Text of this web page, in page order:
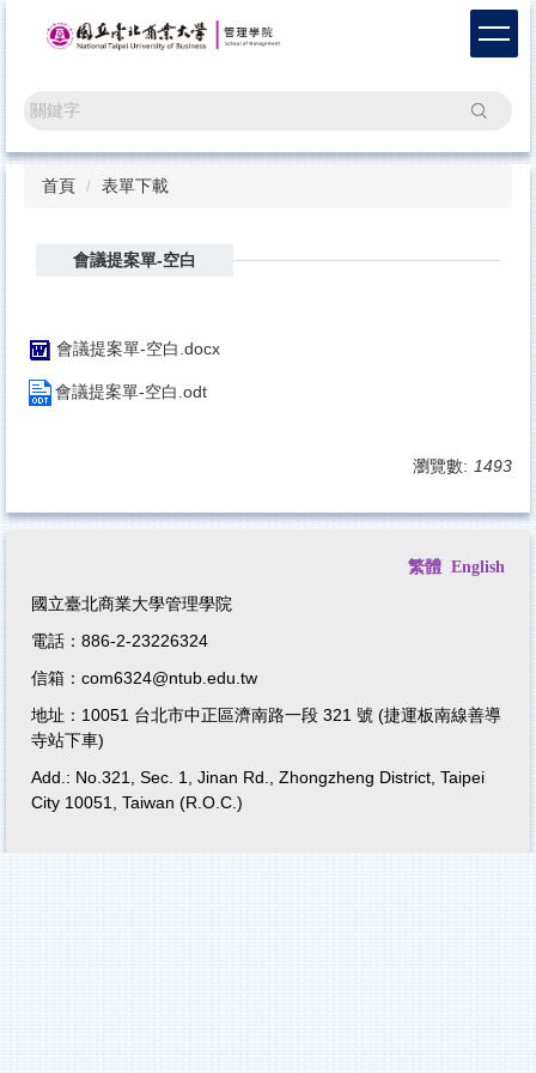
區
搜尋
首頁 表單下載
會議提案單-空白
會議提案單-空白.docx
會議提案單-空白.odt
瀏覽數: 1493
繁體 English
國立臺北商業大學管理學院
電話：886-2-23226324
信箱：com6324@ntub.edu.tw
地址：10051 台北市中正區濟南路一段 321 號 (捷運板南線善導
寺站下車)
Add.: No.321, Sec. 1, Jinan Rd., Zhongzheng District, Taipei
City 10051, Taiwan (R.O.C.)